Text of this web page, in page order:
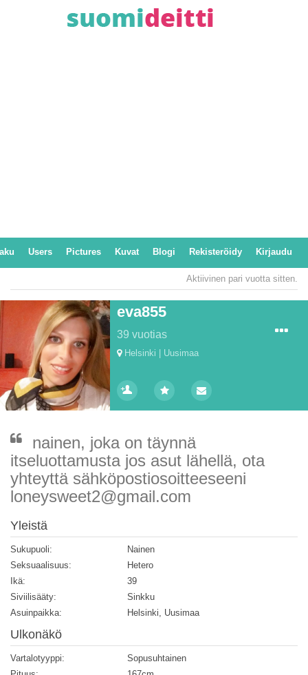
Users Pictures Kuvat Blogi Rekisteröidy Kirjaudu
Aktiivinen pari vuotta sitten.
eva855
39 vuotias
Helsinki | Uusimaa
nainen, joka on täynnä
itseluottamusta jos asut lähellä, ota
yhteyttä sähköpostiosoitteeseeni
loneysweet2@gmail.com
Yleistä
Sukupuoli:
Nainen
Seksuaalisuus:
Hetero
Ikä:
39
Siviilisääty:
Sinkku
Asuinpaikka:
Helsinki, Uusimaa
Ulkonäkö
Vartalotyyppi:
Sopusuhtainen